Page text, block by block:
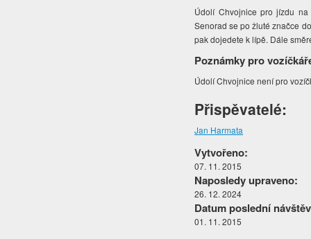
Údolí Chvojnice pro jízdu
Senorad se po žluté značce
pak dojedete k lípě. Dále
Poznámky pro
Údolí Chvojnice není pro
Přispěvatelé:
Jan Harmata
Vytvořeno:
07. 11. 2015
Naposledy upraveno:
26. 12. 2024
Datum poslední
01. 11. 2015